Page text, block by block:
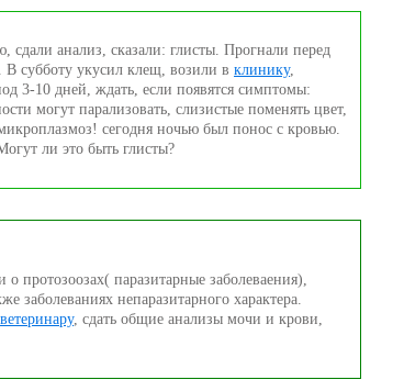
сдали анализ, сказали: глисты. Прогнали перед
субботу укусил клещ, возили в клинику,
3-10 дней, ждать, если появятся симптомы:
могут парализовать, слизистые поменять цвет,
сегодня ночью был понос с кровью.
ли это быть глисты?
протозоозах( паразитарные заболеваения),
заболеваниях непаразитарного характера.
ветеринару, сдать общие анализы мочи и крови,